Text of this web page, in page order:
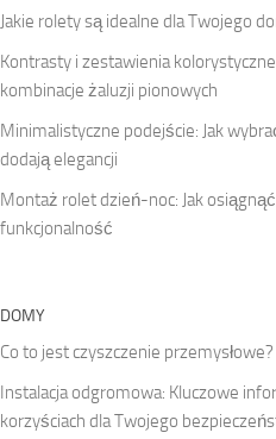
Jakie rolety są idealne dla Twojego
Kontrasty i zestawienia
kombinacje żaluzji pionowych
Minimalistyczne podejście: Jak
dodają elegancji
Montaż rolet dzień-noc: Jak
funkcjonalność
DOMY
Co to jest czyszczenie
Instalacja odgromowa: Kluczowe
korzyściach dla Twojego